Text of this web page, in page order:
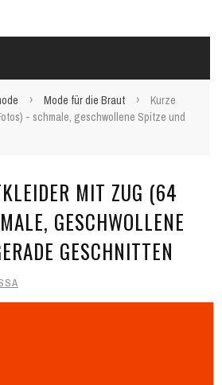
› Mode für die Braut ›
Kurze
- schmale, geschwollene Spitze und
MIT ZUG (64
GESCHWOLLENE
GESCHNITTEN